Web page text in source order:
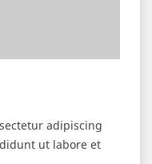
adipiscing
ut labore et